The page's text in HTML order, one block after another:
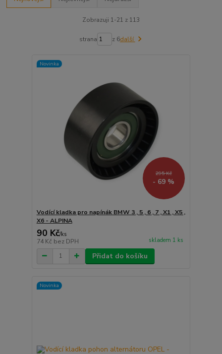
Zobrazuji 1-21 z 113
strana z 6další
Novinka
295 Kč
- 69 %
Vodící kladka pro napínák BMW 3 , 5 , 6 , 7 , X1 , X5 ,
X6 - ALPINA
90 Kč/ks
74 Kč bez DPH skladem 1 ks
Přidat do košíku
Novinka